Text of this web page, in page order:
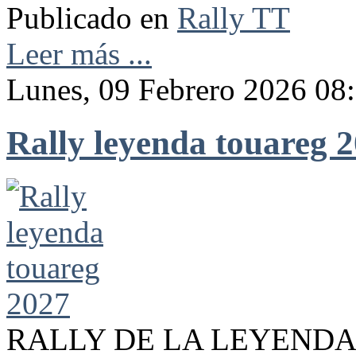
Publicado en Rally TT
Leer más ...
Lunes, 09 Febrero 2026
Rally leyenda touareg
RALLY DE LA